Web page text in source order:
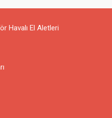
Havalı El Aletleri